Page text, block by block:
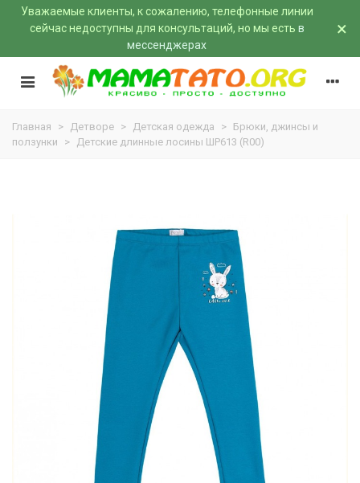
Уважаемые клиенты, к сожалению, телефонные линии
сейчас недоступны для консультаций, но мы есть в
мессенджерах
×
Главная > Детворе > Детская одежда > Брюки, джинсы и
ползунки
> Детские длинные лосины ШР613 (R00)